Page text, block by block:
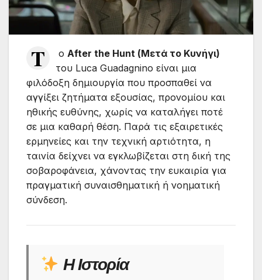
T ο After the Hunt (Μετά το Κυνήγι)
του Luca Guadagnino είναι μια
φιλόδοξη δημιουργία που προσπαθεί να
αγγίξει ζητήματα εξουσίας, προνομίου και
ηθικής ευθύνης, χωρίς να καταλήγει ποτέ
σε μια καθαρή θέση. Παρά τις εξαιρετικές
ερμηνείες και την τεχνική αρτιότητα, η
ταινία δείχνει να εγκλωβίζεται στη δική της
σοβαροφάνεια, χάνοντας την ευκαιρία για
πραγματική συναισθηματική ή νοηματική
σύνδεση.
Η Ιστορία